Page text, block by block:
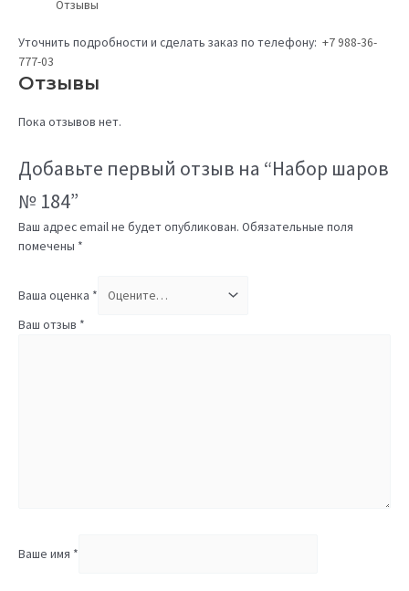
Отзывы
Уточнить подробности и сделать заказ по телефону: +7 988-36-
777-03
Отзывы
Пока отзывов нет.
Добавьте первый отзыв на “Набор шаров
№ 184”
Ваш адрес email не будет опубликован. Обязательные поля
помечены *
Ваша оценка *
Ваш отзыв *
Ваше имя *